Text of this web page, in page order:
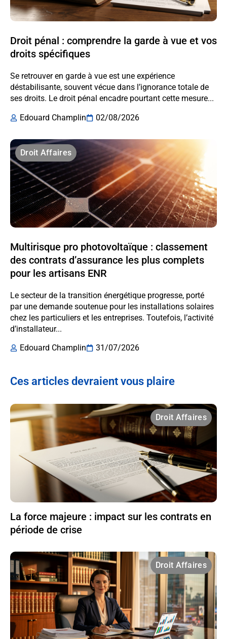
Droit pénal : comprendre la garde à vue et vos
droits spécifiques
Se retrouver en garde à vue est une expérience
déstabilisante, souvent vécue dans l’ignorance totale de
ses droits. Le droit pénal encadre pourtant cette mesure...
Edouard Champlin
02/08/2026
Droit Affaires
Multirisque pro photovoltaïque : classement
des contrats d’assurance les plus complets
pour les artisans ENR
Le secteur de la transition énergétique progresse, porté
par une demande soutenue pour les installations solaires
chez les particuliers et les entreprises. Toutefois, l’activité
d’installateur...
Edouard Champlin
31/07/2026
Ces articles devraient vous plaire
Droit Affaires
La force majeure : impact sur les contrats en
période de crise
Droit Affaires